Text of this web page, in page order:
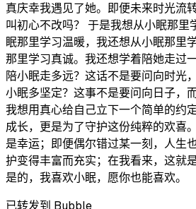
真庆幸我遇见了她。即便未来时光流
叫初心不改吗？ 于是我想从小眠那里
眠那里学习温暖，我还想从小眠那里
那里学习真诚。我还想学着陪她走过
陪小眠走多远？这话不是要问向时光
小眠多坚定？这事不是要问向日子，
我想用真心给自己立下一个简单的约
成长，更是为了守护这份纯粹的欢喜
是幸运；即便偶尔错过某一刻，人生
护变得丰富而充实；在我看来，这就
是的，我喜欢小眠，愿你也能喜欢。
已转发到 Bubble